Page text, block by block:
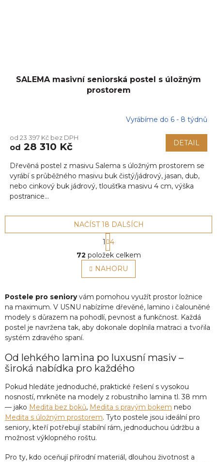
SALEMA masivní seniorská postel s úložným
prostorem
Vyrábíme do 6 - 8 týdnů
od 23 397 Kč bez DPH
od 28 310 Kč DETAIL
Dřevěná postel z masivu Salema s úložným prostorem se
vyrábí s průběžného masivu buk čistý/jádrový, jasan, dub,
nebo cinkový buk jádrový, tloušťka masivu 4 cm, výška
postranice...
O
v
l
á
a
c
í
p
r
k
y
v
p
i
s
u
NAČÍST 18 DALŠÍCH
S
t
r
á
n
k
v
n
í
1
4
72 položek celkem
NAHORU
Postele pro senioryvám pomohou využít prostor ložnice
na maximum. V USNU nabízíme dřevěné, lamino i čalouněné
modely s důrazem na pohodlí, pevnost a funkčnost. Každá
postel je navržena tak, aby dokonale doplnila matraci a tvořila
systém zdravého spaní.
Od lehkého lamina po luxusní masiv –
široká nabídka pro každého
Pokud hledáte jednoduché, praktické řešení s vysokou
nosností, mrkněte na modely z robustního lamina tl. 38 mm
— jako Medita bez boků, Medita s pravým bokem nebo
Medita s úložným prostorem. Tyto postele jsou ideální pro
seniory, kteří potřebují stabilní rám, jednoduchou údržbu a
možnost výklopného roštu.
Pro ty, kdo oceňují přírodní materiál, dlouhou životnost a